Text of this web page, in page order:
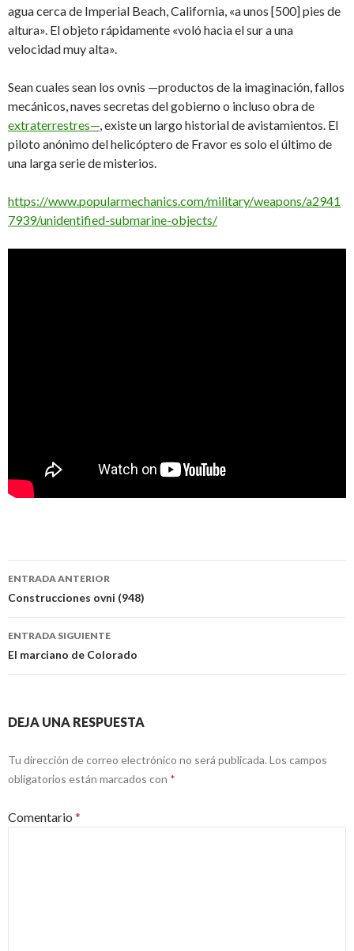
agua cerca de Imperial Beach, California, «a unos [500] pies de
altura». El objeto rápidamente «voló hacia el sur a una
velocidad muy alta».
Sean cuales sean los ovnis —productos de la imaginación, fallos
mecánicos, naves secretas del gobierno o incluso obra de
extraterrestres— , existe un largo historial de avistamientos. El
piloto anónimo del helicóptero de Fravor es solo el último de
una larga serie de misterios.
https://www.popularmechanics.com/military/weapons/a2941
7939/unidentified-submarine-objects/
Navegación
de
entradas
ENTRADA ANTERIOR
Construcciones ovni (948)
ENTRADA SIGUIENTE
El marciano de Colorado
DEJA UNA RESPUESTA
Tu dirección de correo electrónico no será publicada. Los campos
obligatorios están marcados con *
Comentario *